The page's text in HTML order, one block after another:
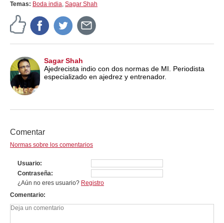
Temas: Boda india, Sagar Shah
Sagar Shah
Ajedrecista indio con dos normas de MI. Periodista
especializado en ajedrez y entrenador.
Comentar
Normas sobre los comentarios
Usuario
Contraseña
¿Aún no eres usuario? Registro
Comentario